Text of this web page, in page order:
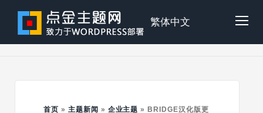
content
点
主
繁体中文
首页 » 主题新闻 » 企业主题 » BRIDGE汉化版更